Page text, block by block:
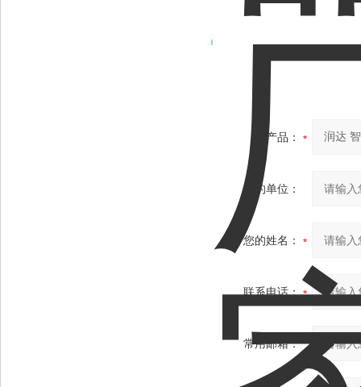
产品：
您的单位：
您的姓名：
联系电话：
常用邮箱：